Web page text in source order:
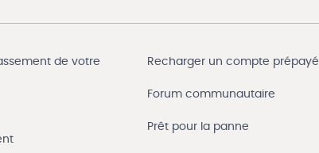
de votre
Recharger un compte prépayé
Forum communautaire
Prêt pour la panne